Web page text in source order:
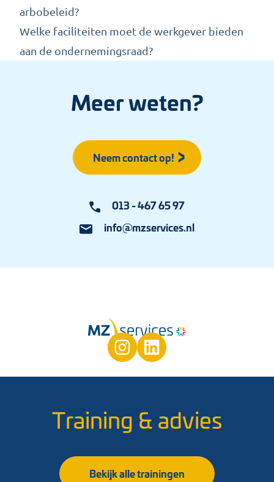
arbobeleid?
Welke faciliteiten moet de werkgever bieden
aan de ondernemingsraad?
Meer weten?
Neem contact op!
013 - 467 65 97
info@mzservices.nl
Training & advies
Bekijk alle trainingen